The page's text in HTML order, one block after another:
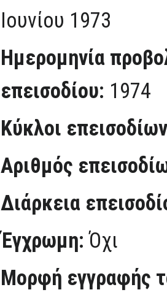
Ιουνίου 1973
Ημερομηνία
επεισοδίου: 1974
Κύκλοι
Αριθμός
Διάρκεια
Έγχρωμη:Όχι
Μορφή εγγραφής